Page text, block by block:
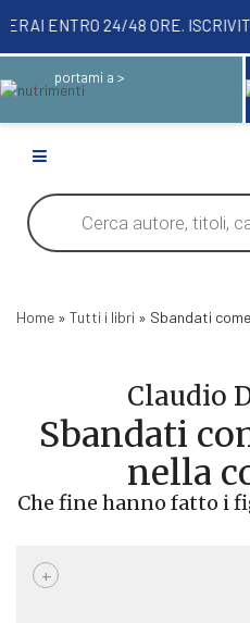
LI RICEVERAI
portami a >
Products
search
Home » Tutti i libri » Sbandati
Claudio
Sbandati
nella
Che fine hanno fatto i
+